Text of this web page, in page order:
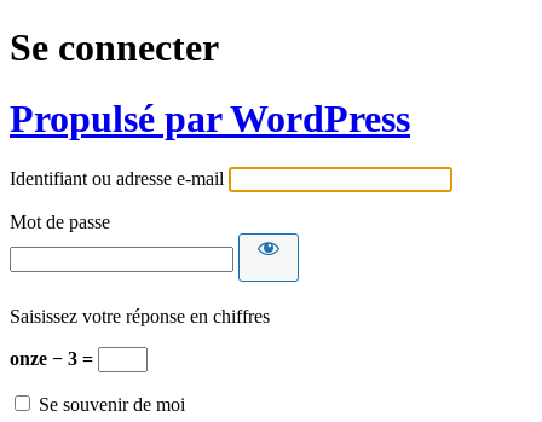
Se connecter
Propulsé par WordPress
Identifiant ou adresse e-mail
Mot de passe
Saisissez votre réponse en chiffres
onze − 3 =
Se souvenir de moi